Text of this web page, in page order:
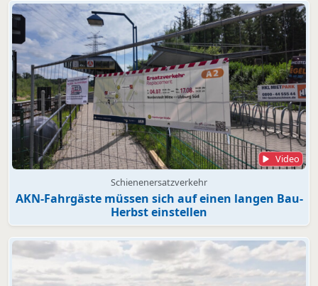
Video
Schienenersatzverkehr
AKN-Fahrgäste müssen sich auf einen langen Bau-
Herbst einstellen